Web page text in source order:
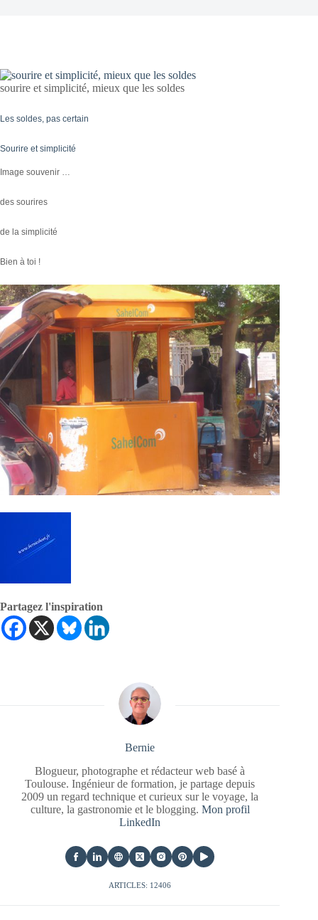
sourire et simplicité, mieux que les soldes
Les soldes, pas certain
Sourire et simplicité
Image souvenir …
des sourires
de la simplicité
Bien à toi !
Partagez l'inspiration
Bernie
Blogueur, photographe et rédacteur web basé à
Toulouse. Ingénieur de formation, je partage depuis
2009 un regard technique et curieux sur le voyage, la
culture, la gastronomie et le blogging. Mon profil
LinkedIn
ARTICLES: 12406